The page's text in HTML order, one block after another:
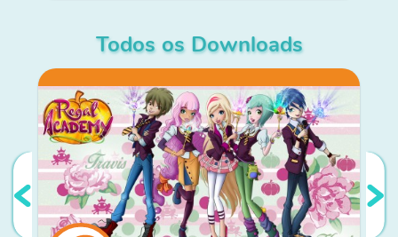
Todos os Downloads